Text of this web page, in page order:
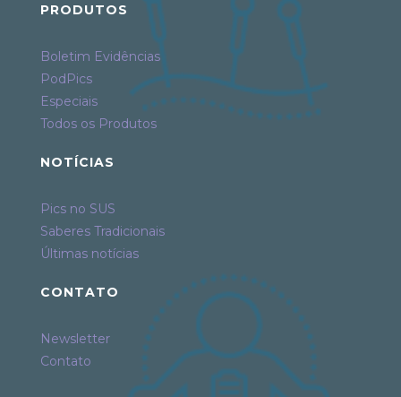
PRODUTOS
Boletim Evidências
PodPics
Especiais
Todos os Produtos
NOTÍCIAS
Pics no SUS
Saberes Tradicionais
Últimas notícias
CONTATO
Newsletter
Contato